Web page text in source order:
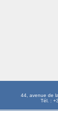
44, avenue de
Tél. :